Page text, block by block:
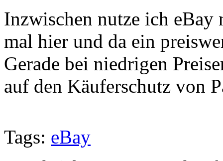
Inzwischen nutze ich eBay
mal hier und da ein
Gerade bei niedrigen
auf den Käuferschutz von
Tags: eBay